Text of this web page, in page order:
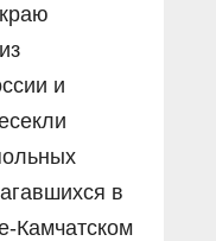
и
в
Камчатском